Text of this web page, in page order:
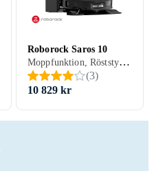
Roborock Saros 10
Moppfunktion, Röststyrning, Schemaläggning, Fjärrkontroll, Trappsensor, Automatisk dockning, Virtuella väggar, Anpassad för husdjur, Appstyrning, Stöder kantrengöring, Brusreducering / Tyst läge, Automatisk mopptorkning, Dockningsstation, 220 min, 67 dB, Självtömmande
(3)
10 829 kr